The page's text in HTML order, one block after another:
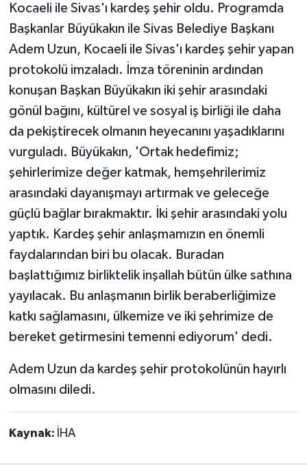
Kocaeli ile Sivas'ı kardeş şehir oldu. Programda
Başkanlar Büyükakın ile Sivas Belediye Başkanı
Adem Uzun, Kocaeli ile Sivas'ı kardeş şehir yapan
protokolü imzaladı. İmza töreninin ardından
konuşan Başkan Büyükakın iki şehir arasındaki
gönül bağını, kültürel ve sosyal iş birliği ile daha
da pekiştirecek olmanın heyecanını yaşadıklarını
vurguladı. Büyükakın, 'Ortak hedefimiz;
şehirlerimize değer katmak, hemşehrilerimiz
arasındaki dayanışmayı artırmak ve geleceğe
güçlü bağlar bırakmaktır. İki şehir arasındaki yolu
yaptık. Kardeş şehir anlaşmamızın en önemli
faydalarından biri bu olacak. Buradan
başlattığımız birliktelik inşallah bütün ülke sathına
yayılacak. Bu anlaşmanın birlik beraberliğimize
katkı sağlamasını, ülkemize ve iki şehrimize de
bereket getirmesini temenni ediyorum' dedi.
Adem Uzun da kardeş şehir protokolünün hayırlı
olmasını diledi.
Kaynak: İHA